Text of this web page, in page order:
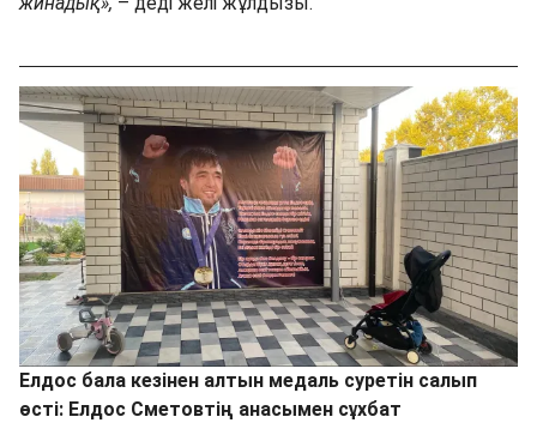
Елдос бала кезінен алтын медаль суретін салып
өсті: Елдос Сметовтің анасымен сұхбат